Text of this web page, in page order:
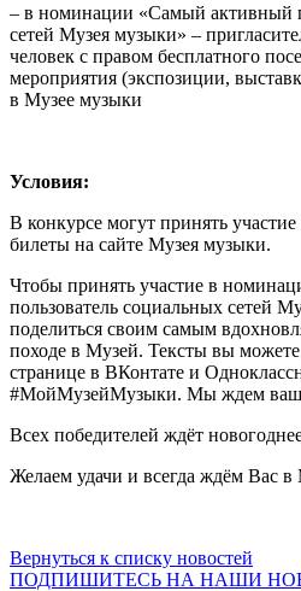
– в номинации «Самый активный
сетей Музея музыки» –
человек с правом бесплатного
мероприятия (экспозиции,
в Музее музыки
Условия:
В конкурсе могут принять
билеты на сайте Музея музыки.
Чтобы принять участие в
пользователь социальных сетей
поделиться своим самым
походе в Музей. Тексты вы можете
странице в ВКонтате и
#МойМузейМузыки. Мы ждем
Всех победителей ждёт
Желаем удачи и всегда ждём Вас в
Вернуться к списку новостей
ПОДПИШИТЕСЬ НА НАШИ